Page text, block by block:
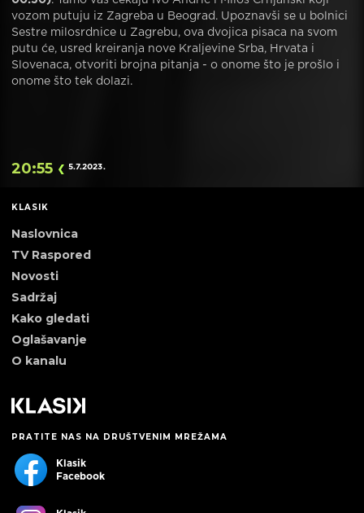
vozom putuju iz Zagreba u Beograd. Upoznavši se u bolnici
Sestre milosrdnice u Zagrebu, ova dvojica pisaca na svom
putu će, usred kreiranja nove Kraljevine Srba, Hrvata i
Slovenaca, otvoriti brojna pitanja - o onome što je prošlo i
onome što tek dolazi.
20:55 5.7.2023.
KLASIK
Naslovnica
TV Raspored
Novosti
Sadržaj
Kako gledati
Oglašavanje
O kanalu
PRATITE NAS NA DRUŠTVENIM MREŽAMA
Klasik
Facebook